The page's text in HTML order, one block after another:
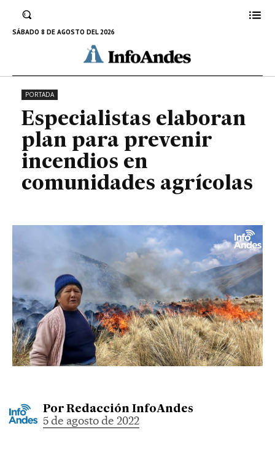
SÁBADO 8 DE AGOSTO DEL 2026
comunidades agrícolas
5 DE AGOSTO DE 2022
PORTADA
Especialistas elaboran
plan para prevenir
incendios en
comunidades agrícolas
Por Redacción InfoAndes
5 de agosto de 2022